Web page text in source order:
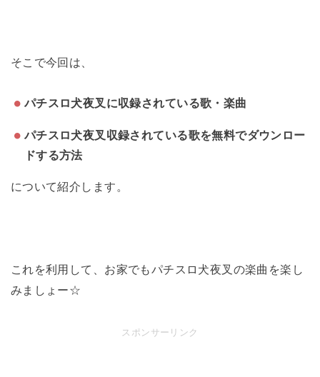
そこで今回は、
パチスロ犬夜叉に収録されている歌・楽曲
パチスロ犬夜叉収録されている歌を無料でダウンロー
ドする方法
について紹介します。
これを利用して、お家でもパチスロ犬夜叉の楽曲を楽し
みましょー☆
スポンサーリンク